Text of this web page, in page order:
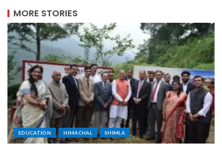
MORE STORIES
EDUCATION HIMACHAL SHIMLA